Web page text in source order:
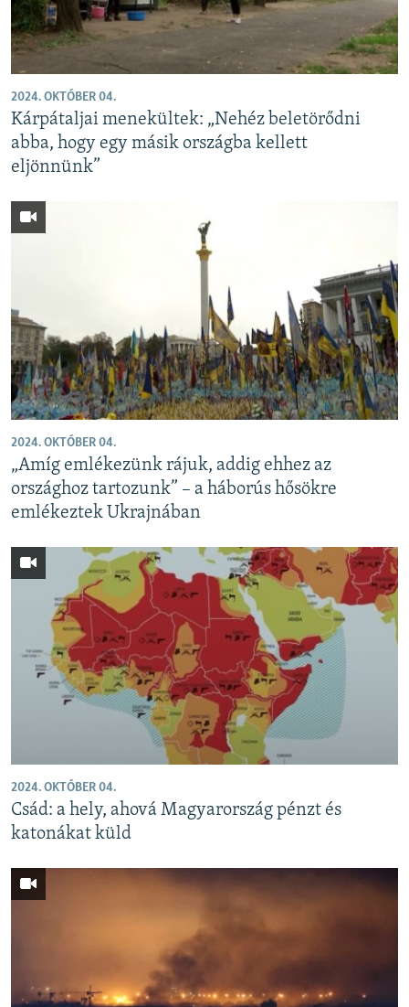
2024. OKTÓBER 04.
Kárpátaljai menekültek: „Nehéz beletörődni
abba, hogy egy másik országba kellett
eljönnünk”
2024. OKTÓBER 04.
„Amíg emlékezünk rájuk, addig ehhez az
országhoz tartozunk” – a háborús hősökre
emlékeztek Ukrajnában
2024. OKTÓBER 04.
Csád: a hely, ahová Magyarország pénzt és
katonákat küld